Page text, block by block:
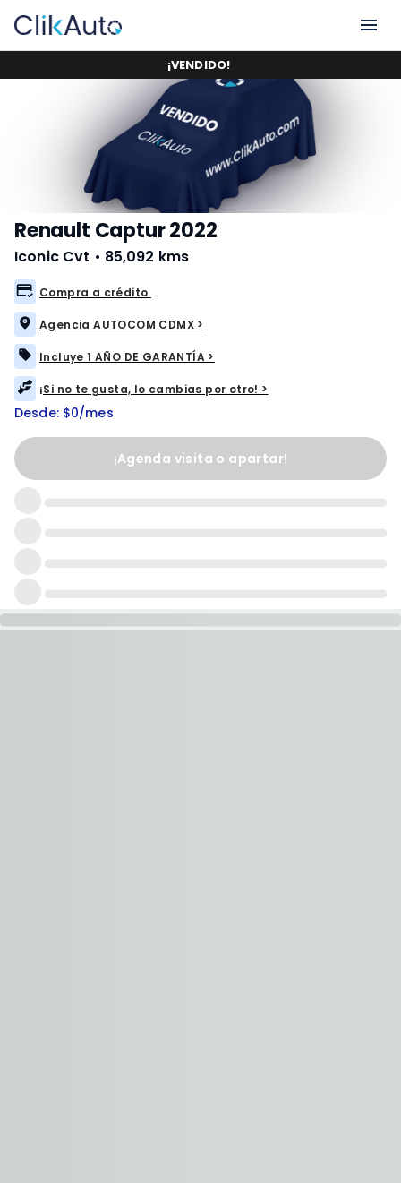
¡VENDIDO!
Renault Captur 2022
Iconic Cvt • 85,092 kms
Compra a crédito.
Agencia AUTOCOM CDMX >
Incluye 1 AÑO DE GARANTÍA >
¡Si no te gusta, lo cambias por otro! >
Desde: $0/mes
¡Agenda visita o apartar!